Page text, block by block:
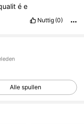
ée
Nuttig (0)
Alle spullen